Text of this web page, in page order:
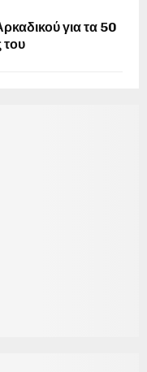
για τα 50
του